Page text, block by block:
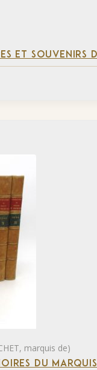
ET SOUVENIRS
marquis de)
DU